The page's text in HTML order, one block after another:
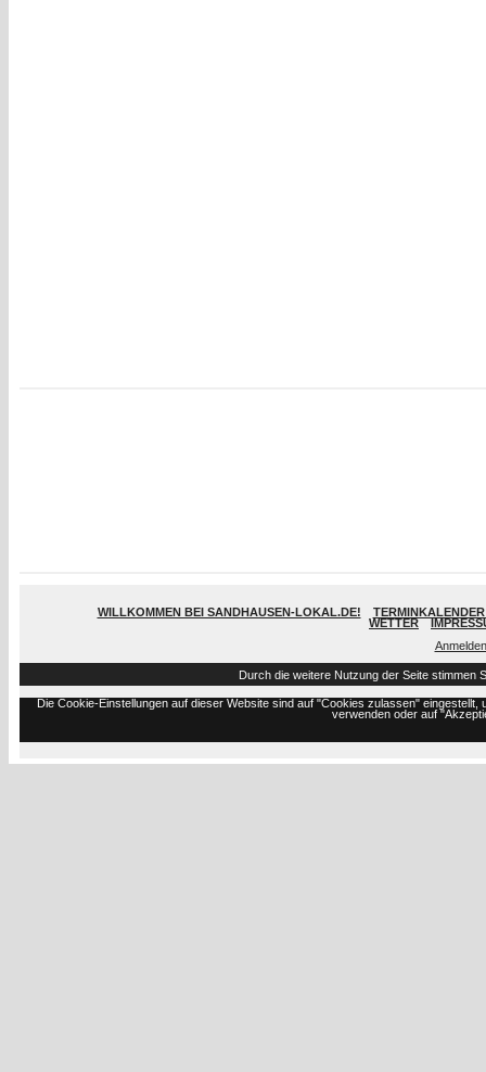
WILLKOMMEN BEI SANDHAUSEN-LOKAL.DE!
TERMINKALENDER
WETTER
Anmelden
Durch die weitere Nutzung der Seite stimmen
Die Cookie-Einstellungen auf dieser Website sind auf "Cookies zulassen"
verwenden oder auf